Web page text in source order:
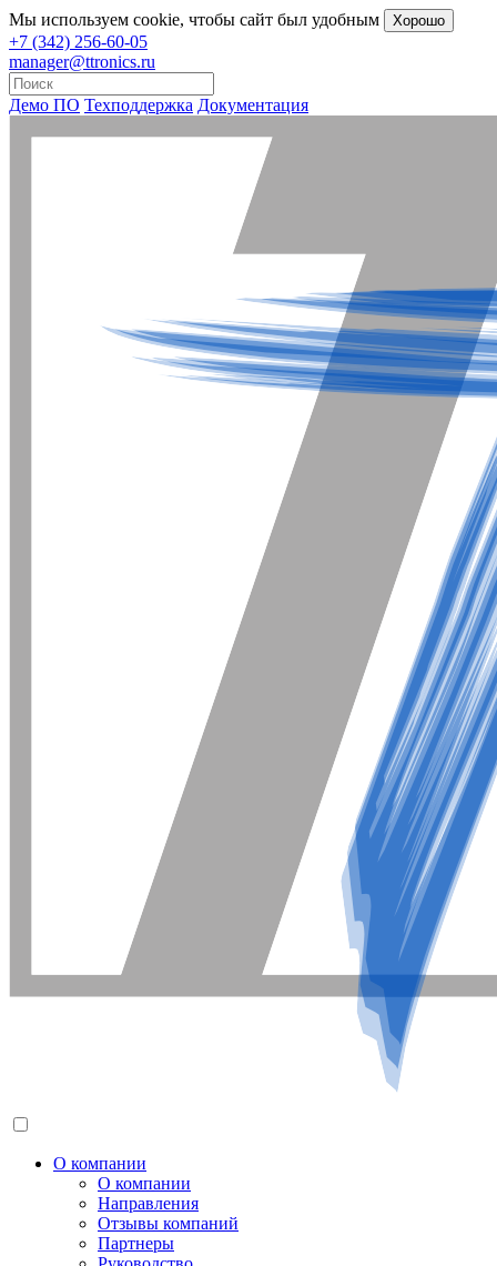
Мы используем cookie, чтобы сайт был удобным Хорошо
+7 (342) 256-60-05
manager@ttronics.ru
Демо ПО Техподдержка Документация
О компании
О компании
Направления
Отзывы компаний
Партнеры